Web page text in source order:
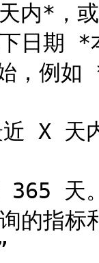
*，或
日期
始，例
X 天
365 天
的指标